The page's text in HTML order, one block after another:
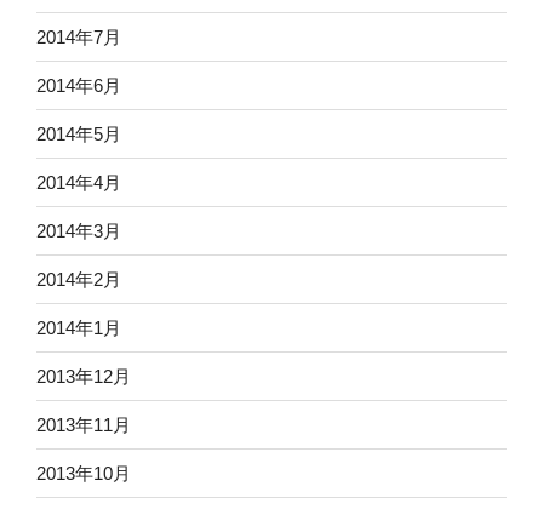
2014年7月
2014年6月
2014年5月
2014年4月
2014年3月
2014年2月
2014年1月
2013年12月
2013年11月
2013年10月